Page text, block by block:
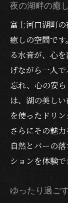
夜の湖畔の癒
富士河口湖町
癒しの空間で
る水音が、心
げながら一人
忘れ、心の安
は、湖の美し
を使ったドリ
さらにその魅
自然とバーの
ションを体験で
ゆったり過ご